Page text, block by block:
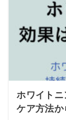
ホワイトニ
ケア方法か